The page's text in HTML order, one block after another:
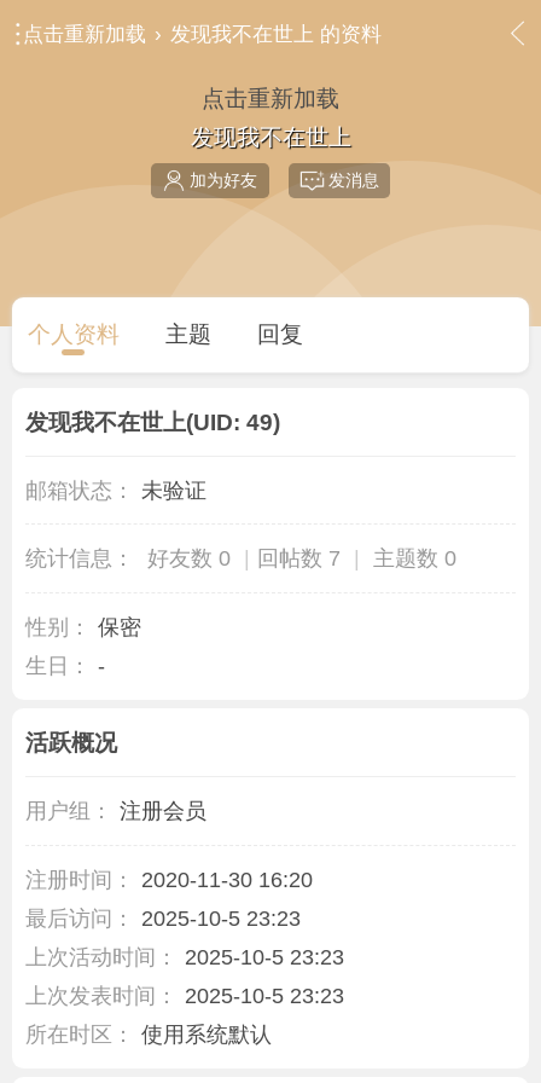
点击重新加载 › 发现我不在世上 的资料
点击重新加载
发现我不在世上
加为好友 发消息
个人资料 主题 回复
发现我不在世上(UID: 49)
邮箱状态： 未验证
统计信息： 好友数 0 回帖数 7 主题数 0
性别：
保密
生日：
-
活跃概况
用户组： 注册会员
注册时间：
2020-11-30 16:20
最后访问：
2025-10-5 23:23
上次活动时间：
2025-10-5 23:23
上次发表时间：
2025-10-5 23:23
所在时区：
使用系统默认